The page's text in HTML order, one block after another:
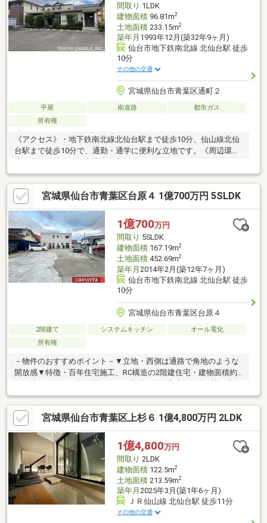
間取り 1LDK
建物面積96.81m2
土地面積233.15m2
築年月 1993年12月(築32年9ヶ月)
仙台市地下鉄南北線 北仙台駅 徒歩
10分
その他の交通
宮城県仙台市青葉区通町２
平屋 南道路
都市ガス
所有権
《アクセス》・地下鉄南北線北仙台駅まで徒歩10分、仙山線北仙
台駅まで徒歩10分で、通勤・通学に便利な立地です。《周辺環
す。・表通りから一本入っており、人目が気にならないのが特徴
です。《道路・方位等》・南側幅員約5.9ｍの公道に面するため、
陽当り良好です。・駐車並列５台は可能です。《有効活用》・東
北セキスイハイム旧施工の鉄骨造です。・現況は事務所仕様で
す。・事務所・店舗・医院等幅広い用途で利用可能です。
宮城県仙台市青葉区台原４ 1億700万円 5SLDK
1億700万円
間取り 5SLDK
建物面積167.19m2
土地面積452.69m2
築年月 2014年2月(築12年7ヶ月)
仙台市地下鉄南北線 北仙台駅 徒歩
10分
宮城県仙台市青葉区台原４
2階建て システムキッチン
オール電化
所有権
－物件のおすすめポイント－▼立地・西側は通路で角地のような
開放感▼特徴・百年住宅施工、RC構造の2階建住宅・建物面積約
50.57坪の5LDK・続き間としても利用可能な和室は各約8帖・広々
としたL字型バルコニー・吹抜けのある明るい玄関・3台以上駐車
可能(車種による)▼周辺環境・みやぎ生協台原店 徒歩6分(約
440m)※容積率は前面道路幅員により160％に制限されます。※敷
地一部を現況月極駐車場として利用中です。月極駐車場解約後の
お引渡しとなります。■ ご希望の住まい探しをお手伝いします
━━━━━・・・物件の詳細・ご相談はお気軽にお問い合わせく
ださい。
宮城県仙台市青葉区上杉６ 1億4,800万円 2LDK
1億4,800万円
間取り 2LDK
建物面積122.5m2
土地面積213.59m2
築年月 2025年3月(築1年6ヶ月)
ＪＲ仙山線 北仙台駅 徒歩11分
その他の交通